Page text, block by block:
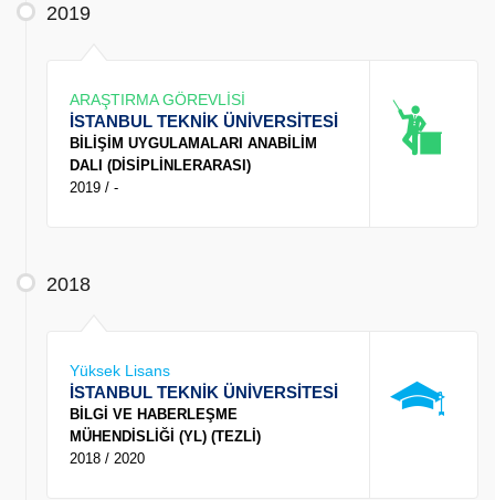
2019
ARAŞTIRMA GÖREVLİSİ
İSTANBUL TEKNİK ÜNİVERSİTESİ
BİLİŞİM UYGULAMALARI ANABİLİM
DALI (DİSİPLİNLERARASI)
2019 / -
2018
Yüksek Lisans
İSTANBUL TEKNİK ÜNİVERSİTESİ
BİLGİ VE HABERLEŞME
MÜHENDİSLİĞİ (YL) (TEZLİ)
2018 / 2020